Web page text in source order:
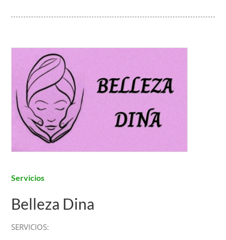
Servicios
Belleza Dina
SERVICIOS: